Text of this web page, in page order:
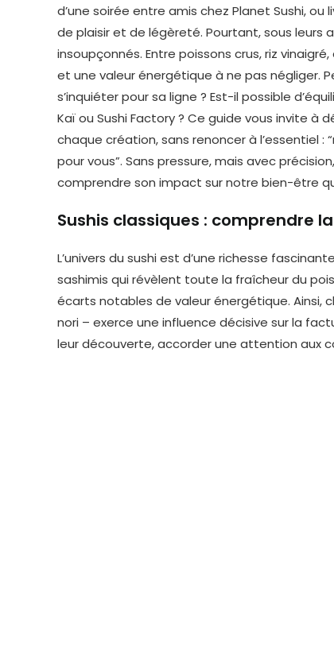
d’une soirée entre amis chez Planet Sushi,
de plaisir et de légèreté. Pourtant, sous leurs
insoupçonnés. Entre poissons crus, riz
et une valeur énergétique à ne pas négliger.
s’inquiéter pour sa ligne ? Est-il possible
Kaï ou Sushi Factory ? Ce guide vous invite à
chaque création, sans renoncer à l’essentiel :
pour vous”. Sans pressure, mais avec
comprendre son impact sur notre bien-être
Sushis classiques : comprendre
L’univers du sushi est d’une richesse
sashimis qui révèlent toute la fraîcheur du
écarts notables de valeur énergétique. Ainsi,
nori – exerce une influence décisive sur la
leur découverte, accorder une attention aux